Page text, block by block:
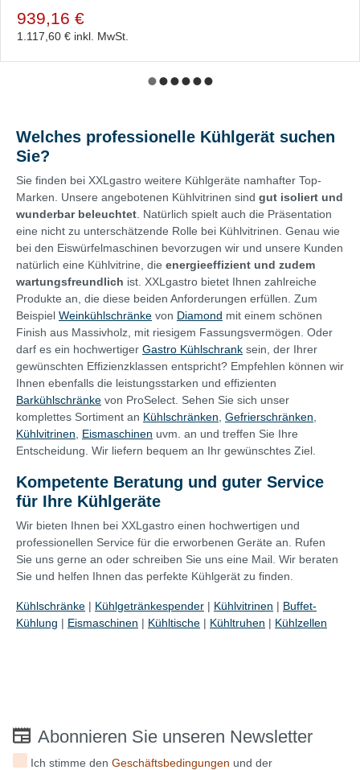
939,16 €
1.117,60 € inkl. MwSt.
Welches professionelle Kühlgerät suchen
Sie?
Sie finden bei XXLgastro weitere Kühlgeräte namhafter Top-
Marken. Unsere angebotenen Kühlvitrinen sind gut isoliert und
wunderbar beleuchtet . Natürlich spielt auch die Präsentation
eine nicht zu unterschätzende Rolle bei Kühlvitrinen. Genau wie
bei den Eiswürfelmaschinen bevorzugen wir und unsere Kunden
natürlich eine Kühlvitrine, die energieeffizient und zudem
wartungsfreundlich ist. XXLgastro bietet Ihnen zahlreiche
Produkte an, die diese beiden Anforderungen erfüllen. Zum
Beispiel Weinkühlschränke von Diamond mit einem schönen
Finish aus Massivholz, mit riesigem Fassungsvermögen. Oder
darf es ein hochwertiger Gastro Kühlschrank sein, der Ihrer
gewünschten Effizienzklassen entspricht? Empfehlen können wir
Ihnen ebenfalls die leistungsstarken und effizienten
Barkühlschränke von ProSelect. Sehen Sie sich unser
komplettes Sortiment an Kühlschränken Gefrierschränken
Kühlvitrinen
Eismaschinen uvm. an und treffen Sie Ihre
Entscheidung. Wir liefern bequem an Ihr gewünschtes Ziel.
Kompetente Beratung und guter Service
für Ihre Kühlgeräte
Wir bieten Ihnen bei XXLgastro einen hochwertigen und
professionellen Service für die erworbenen Geräte an. Rufen
Sie uns gerne an oder schreiben Sie uns eine Mail. Wir beraten
Sie und helfen Ihnen das perfekte Kühlgerät zu finden.
Kühlschränke | Kühlgetränkespender | Kühlvitrinen | Buffet-
Kühlung | Eismaschinen | Kühltische | Kühltruhen | Kühlzellen
Abonnieren Sie unseren Newsletter
Ich stimme denGeschäftsbedingungen und der